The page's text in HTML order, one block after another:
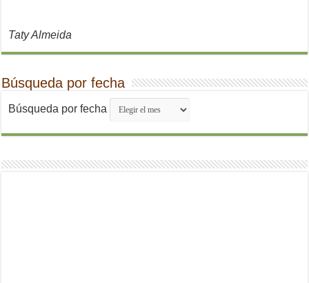
Taty Almeida
Búsqueda por fecha
Búsqueda por fecha